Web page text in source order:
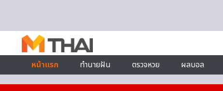
หน้าแรก
ทำนายฝัน ตรวจหวย ผลบอล